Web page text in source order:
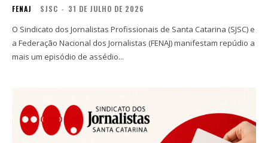
FENAJ SJSC - 31 DE JULHO DE 2026
O Sindicato dos Jornalistas Profissionais de Santa Catarina (SJSC) e
a Federação Nacional dos Jornalistas (FENAJ) manifestam repúdio a
mais um episódio de assédio...